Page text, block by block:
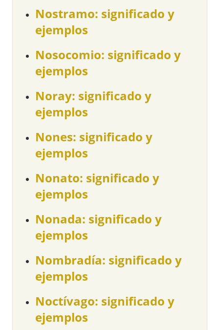
Nostramo: significado y
ejemplos
Nosocomio: significado y
ejemplos
Noray: significado y
ejemplos
Nones: significado y
ejemplos
Nonato: significado y
ejemplos
Nonada: significado y
ejemplos
Nombradía: significado y
ejemplos
Noctívago: significado y
ejemplos